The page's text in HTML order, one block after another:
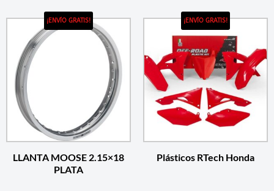
¡ENVÍO GRATIS!
LLANTA MOOSE 2.15×18
PLATA
¡ENVÍO GRATIS!
Plásticos RTech Honda